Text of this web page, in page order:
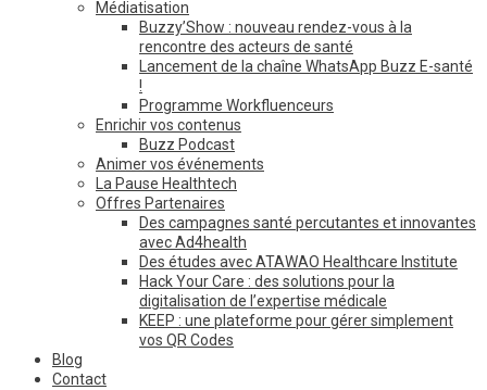
Médiatisation
Buzzy’Show : nouveau rendez-vous à la
rencontre des acteurs de santé
Lancement de la chaîne WhatsApp Buzz E-santé
!
Programme Workfluenceurs
Enrichir vos contenus
Buzz Podcast
Animer vos événements
La Pause Healthtech
Offres Partenaires
Des campagnes santé percutantes et innovantes
avec Ad4health
Des études avec ATAWAO Healthcare Institute
Hack Your Care : des solutions pour la
digitalisation de l’expertise médicale
KEEP : une plateforme pour gérer simplement
vos QR Codes
Blog
Contact